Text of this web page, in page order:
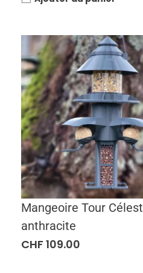
Mangeoire Tour
anthracite
CHF 109.00